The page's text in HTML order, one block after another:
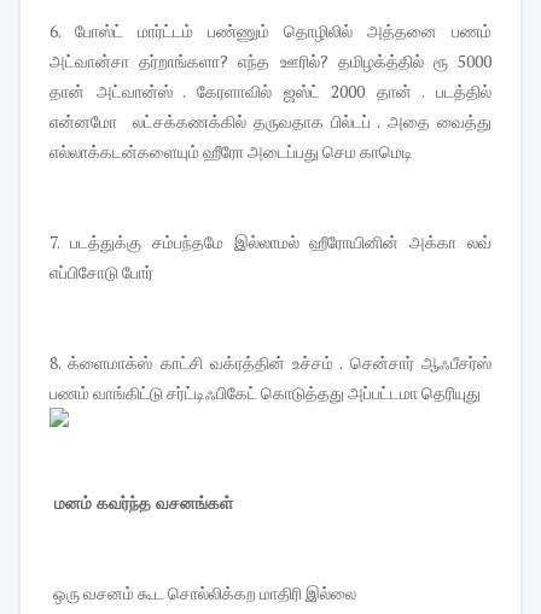
6. போஸ்ட் மார்ட்டம் பண்ணும் தொழிலில் அத்தனை பணம்
அட்வான்சா தர்றாங்களா? எந்த ஊரில்? தமிழக்த்தில் ரூ 5000
தான் அட்வான்ஸ் . கேரளாவில் ஜஸ்ட் 2000 தான் . படத்தில்
என்னமோ லட்சக்கணக்கில் தருவதாக பில்டப் . அதை வைத்து
எல்லாக்கடன்களையும் ஹீரோ அடைப்பது செம காமெடி
7. படத்துக்கு சம்பந்தமே இல்லாமல் ஹீரோயினின் அக்கா லவ்
எப்பிசோடு போர்
8. க்ளைமாக்ஸ் காட்சி வக்ரத்தின் உச்சம் . சென்சார் ஆஃபீசர்ஸ்
பணம் வாங்கிட்டு சர்ட்டிஃபிகேட் கொடுத்தது அப்பட்டமா தெரியுது
மனம் கவர்ந்த வசனங்கள்
ஒரு வசனம் கூட சொல்லிக்கற மாதிரி இல்லை